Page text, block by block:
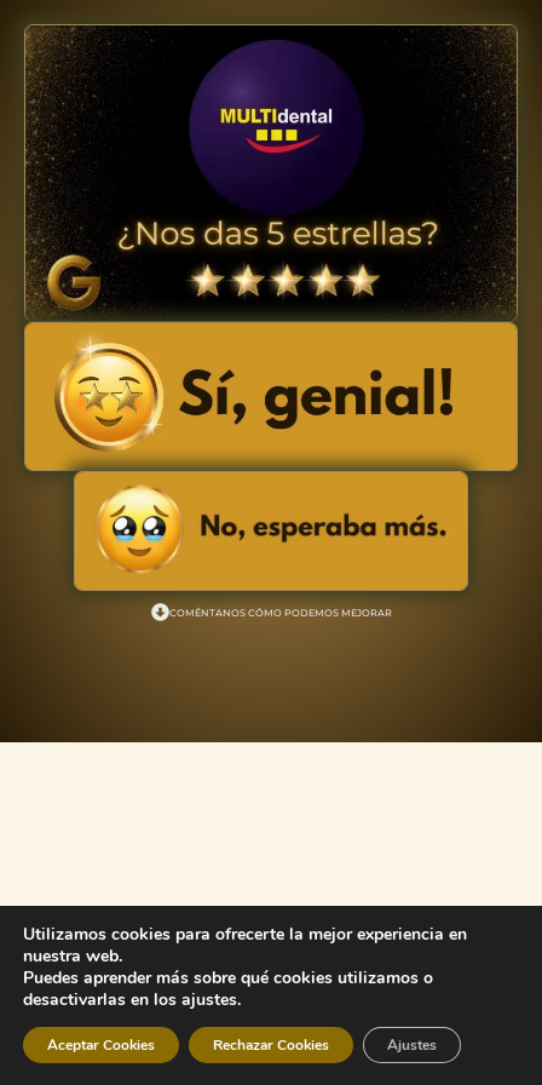
COMÉNTANOS CÓMO PODEMOS MEJORAR
Utilizamos cookies para ofrecerte la mejor experiencia en
nuestra web.
Puedes aprender más sobre qué cookies utilizamos o
desactivarlas en los ajustes.
Aceptar Cookies Rechazar Cookies Ajustes